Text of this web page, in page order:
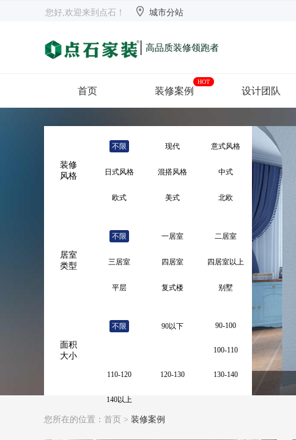
欢迎来到点石  长沙 【切换】
您好,欢迎来到点石！  城市分站
| 高品质装修领跑者
首页 装修案例
HOT
设计团队
装修
风格
不限 现代 意式风格
日式风格 混搭风格 中式
欧式 美式 北欧
居室
类型
不限 一居室 二居室
三居室 四居室 四居室以上
平层 复式楼 别墅
面积
大小
不限 90以下 90-100
100-110
110-120 120-130 130-140
140以上
您所在的位置： 首页 > 装修案例